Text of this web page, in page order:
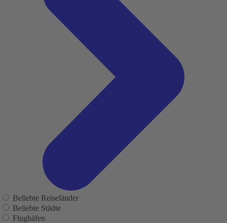
Beliebte Reiseländer
Beliebte Städte
Flughäfen